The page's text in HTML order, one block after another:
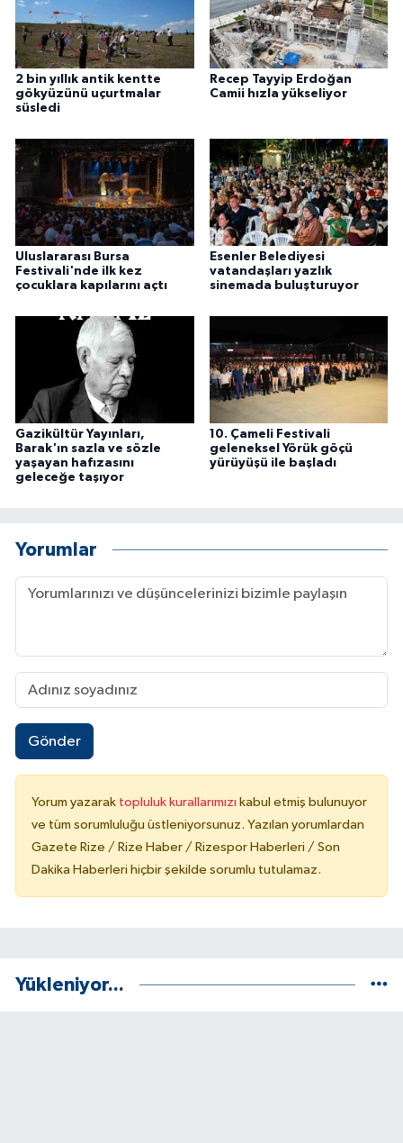
2 bin yıllık antik kentte
gökyüzünü uçurtmalar
süsledi
Recep Tayyip Erdoğan
Camii hızla yükseliyor
Uluslararası Bursa
Festivali'nde ilk kez
çocuklara kapılarını açtı
Esenler Belediyesi
vatandaşları yazlık
sinemada buluşturuyor
Gazikültür Yayınları,
Barak'ın sazla ve sözle
yaşayan hafızasını
geleceğe taşıyor
10. Çameli Festivali
geleneksel Yörük göçü
yürüyüşü ile başladı
Yorumlar
Gönder
Yorum yazarak topluluk kurallarımızı kabul etmiş bulunuyor
ve tüm sorumluluğu üstleniyorsunuz. Yazılan yorumlardan
Gazete Rize / Rize Haber / Rizespor Haberleri / Son
Dakika Haberleri hiçbir şekilde sorumlu tutulamaz.
Yükleniyor...